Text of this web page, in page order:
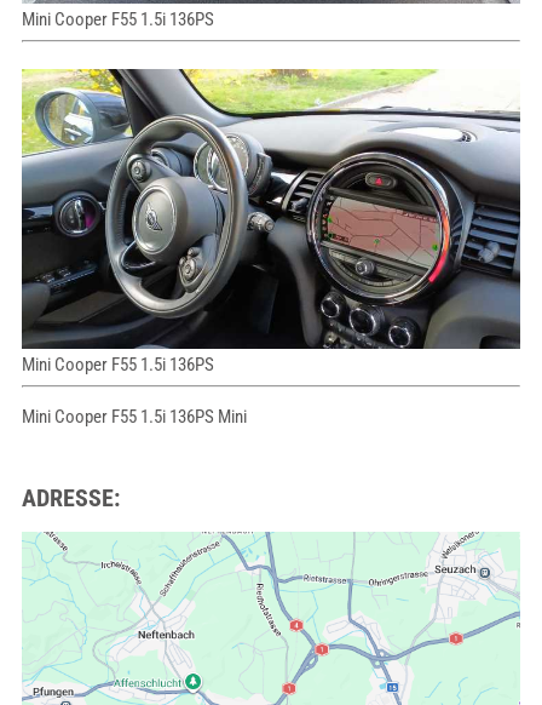
Mini Cooper F55 1.5i 136PS
Mini Cooper F55 1.5i 136PS
Mini Cooper F55 1.5i 136PS Mini
ADRESSE: